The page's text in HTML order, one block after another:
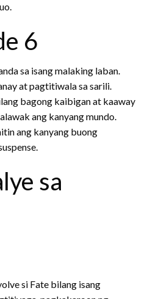
6
sa isang malaking laban.
at pagtitiwala sa sarili.
bagong kaibigan at kaaway
ang kanyang mundo.
ang kanyang buong
sa
si Fate bilang isang